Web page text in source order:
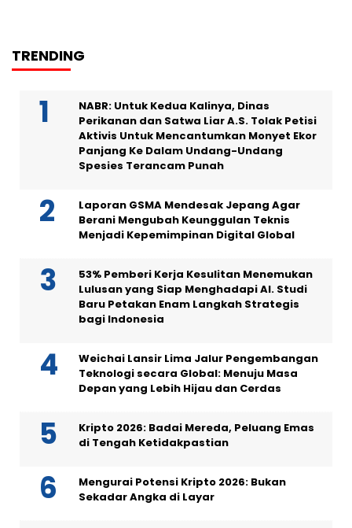
TRENDING
NABR: Untuk Kedua Kalinya, Dinas
Perikanan dan Satwa Liar A.S. Tolak Petisi
Aktivis Untuk Mencantumkan Monyet Ekor
Panjang Ke Dalam Undang-Undang
Spesies Terancam Punah
Laporan GSMA Mendesak Jepang Agar
Berani Mengubah Keunggulan Teknis
Menjadi Kepemimpinan Digital Global
53% Pemberi Kerja Kesulitan Menemukan
Lulusan yang Siap Menghadapi AI. Studi
Baru Petakan Enam Langkah Strategis
bagi Indonesia
Weichai Lansir Lima Jalur Pengembangan
Teknologi secara Global: Menuju Masa
Depan yang Lebih Hijau dan Cerdas
Kripto 2026: Badai Mereda, Peluang Emas
di Tengah Ketidakpastian
Mengurai Potensi Kripto 2026: Bukan
Sekadar Angka di Layar